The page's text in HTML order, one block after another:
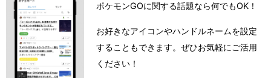
ポケモンGOに関する話題なら何でもOK！
お好きなアイコンやハンドルネームを設定
することもできます。ぜひお気軽にご活用
ください！